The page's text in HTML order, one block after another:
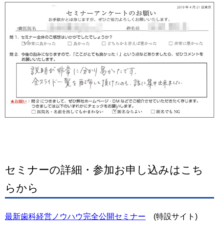
セミナーの詳細・参加お申し込みはこち
らから
最新歯科経営ノウハウ完全公開セミナー (特設サイト)